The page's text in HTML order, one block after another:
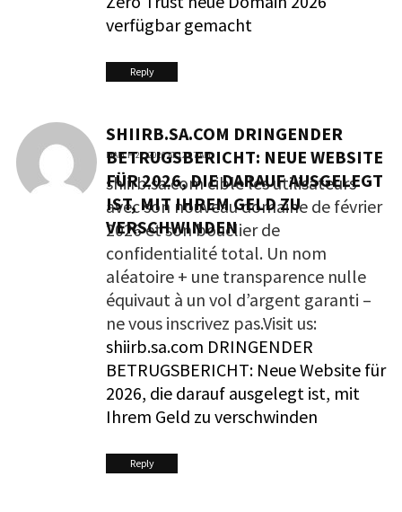
verfügbar gemacht
Reply
SHIIRB.SA.COM DRINGENDER
BETRUGSBERICHT: NEUE WEBSITE
FÜR 2026, DIE DARAUF AUSGELEGT
IST, MIT IHREM GELD ZU
VERSCHWINDEN
MARCH 22, 2026 AT 12:07 AM
shiirb.sa.com cible les utilisateurs
avec son nouveau domaine de février
2026 et son bouclier de
confidentialité total. Un nom
aléatoire + une transparence nulle
équivaut à un vol d’argent garanti –
ne vous inscrivez pas.Visit us:
shiirb.sa.com DRINGENDER
BETRUGSBERICHT: Neue Website für
2026, die darauf ausgelegt ist, mit
Ihrem Geld zu verschwinden
Reply